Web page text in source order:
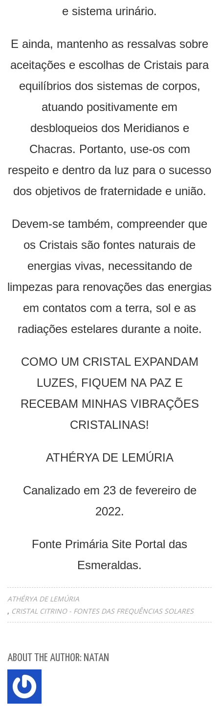
e sistema urinário.
E ainda, mantenho as ressalvas sobre
aceitações e escolhas de Cristais para
equilíbrios dos sistemas de corpos,
atuando positivamente em
desbloqueios dos Meridianos e
Chacras. Portanto, use-os com
respeito e dentro da luz para o sucesso
dos objetivos de fraternidade e união.
Devem-se também, compreender que
os Cristais são fontes naturais de
energias vivas, necessitando de
limpezas para renovações das energias
em contatos com a terra, sol e as
radiações estelares durante a noite.
COMO UM CRISTAL EXPANDAM
LUZES, FIQUEM NA PAZ E
RECEBAM MINHAS VIBRAÇÕES
CRISTALINAS!
ATHÉRYA DE LEMÚRIA
Canalizado em 23 de fevereiro de
2022.
Fonte Primária Site Portal das
Esmeraldas.
ATHÉRYA DE LEMÚRIA
CRISTAL CITRINO - FONTES DAS FREQUÊNCIAS SOLARES
ABOUT THE AUTHOR: NATAN